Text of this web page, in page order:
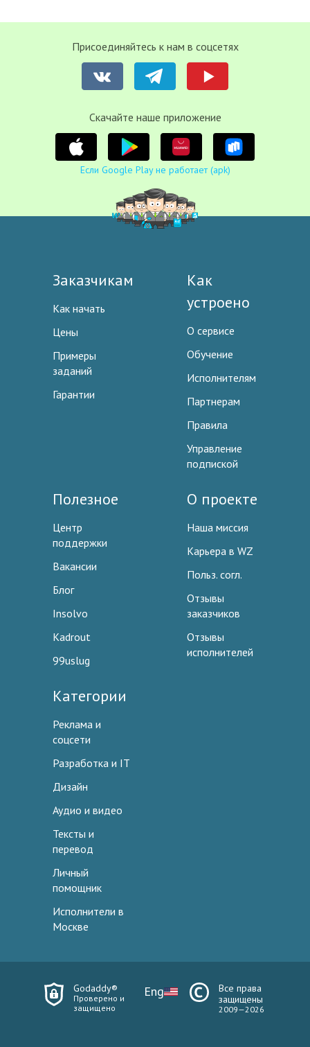
Присоединяйтесь к нам в соцсетях
Cкачайте наше приложение
Если Google Play не работает (apk)
Заказчикам
Как начать
Цены
Примеры
заданий
Гарантии
Как
устроено
О сервисе
Обучение
Исполнителям
Партнерам
Правила
Управление
подпиской
Полезное
Центр
поддержки
Вакансии
Блог
Insolvo
Kadrout
99uslug
О проекте
Наша миссия
Карьера в WZ
Польз. согл.
Отзывы
заказчиков
Отзывы
исполнителей
Категории
Реклама и
соцсети
Разработка и IT
Дизайн
Аудио и видео
Тексты и
перевод
Личный
помощник
Исполнители в
Москве
Godaddy®
Проверено и
защищено
Eng
Все права
защищены
2009—2026